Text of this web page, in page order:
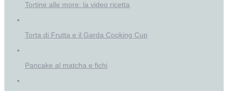
Tortine alle more: la video ricetta
Torta di Frutta e il Garda Cooking Cup
Pancake al matcha e fichi